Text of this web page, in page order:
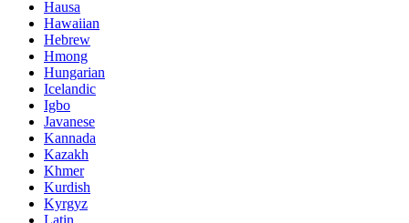
Hausa
Hawaiian
Hebrew
Hmong
Hungarian
Icelandic
Igbo
Javanese
Kannada
Kazakh
Khmer
Kurdish
Kyrgyz
Latin